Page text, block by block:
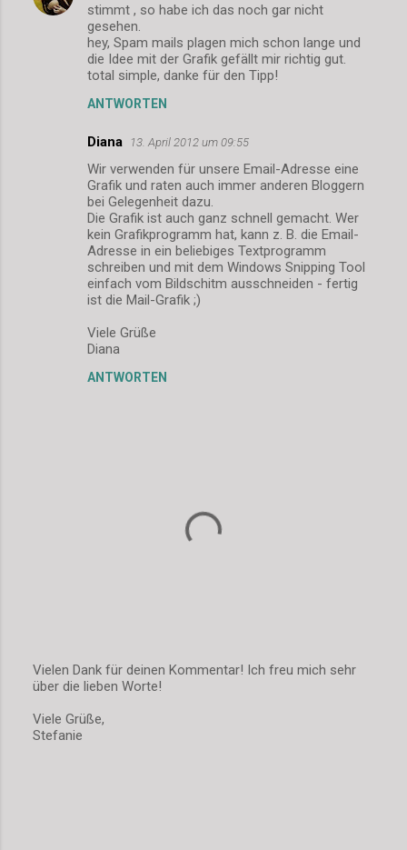
stimmt , so habe ich das noch gar nicht
gesehen.
hey, Spam mails plagen mich schon lange und
die Idee mit der Grafik gefällt mir richtig gut.
total simple, danke für den Tipp!
ANTWORTEN
Diana 13. April 2012 um 09:55
Wir verwenden für unsere Email-Adresse eine
Grafik und raten auch immer anderen Bloggern
bei Gelegenheit dazu.
Die Grafik ist auch ganz schnell gemacht. Wer
kein Grafikprogramm hat, kann z. B. die Email-
Adresse in ein beliebiges Textprogramm
schreiben und mit dem Windows Snipping Tool
einfach vom Bildschitm ausschneiden - fertig
ist die Mail-Grafik ;)
Viele Grüße
Diana
ANTWORTEN
K
m
m
Vielen Dank für deinen Kommentar! Ich freu mich sehr
über die lieben Worte!
Viele Grüße,
Stefanie